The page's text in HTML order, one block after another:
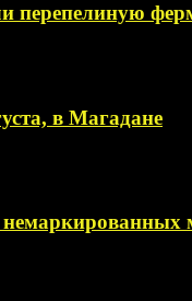
перепелиную
в Магадане